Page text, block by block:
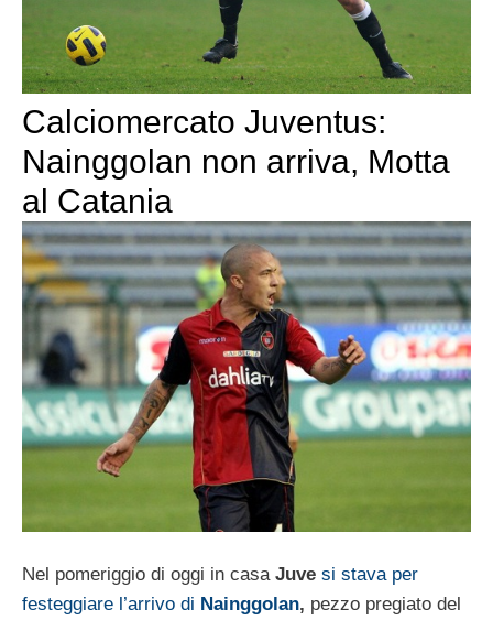
Calciomercato Juventus:
Nainggolan non arriva, Motta
al Catania
Nel pomeriggio di oggi in casa Juve si stava per
festeggiare l’arrivo di Nainggolan, pezzo pregiato del